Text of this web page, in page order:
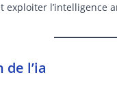
l’intelligence
l’ia